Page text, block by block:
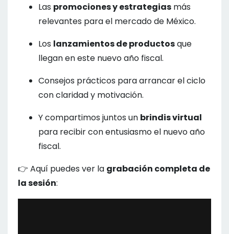
Las promociones y estrategias más
relevantes para el mercado de México.
Los lanzamientos de productosque
llegan en este nuevo año fiscal.
Consejos prácticos para arrancar el ciclo
con claridad y motivación.
Y compartimos juntos un brindis virtual
para recibir con entusiasmo el nuevo año
fiscal.
👉 Aquí puedes ver la grabación completa de
la sesión: